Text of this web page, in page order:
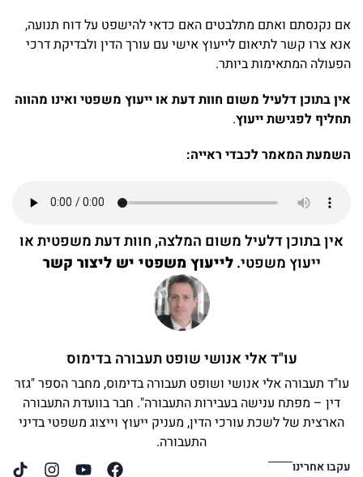
אם נקנסתם ואתם מתלבטים האם כדאי להישפט על דוח תנועה,
אנא צרו קשר לתיאום לייעוץ אישי עם עורך הדין ולבדיקת דרכי
הפעולה המתאימות ביותר.
אין בתוכן דלעיל משום חוות דעת או ייעוץ משפטי ואינו מהווה
תחליף לפגישת ייעוץ.
השמעת המאמר לכבדי ראייה:
אין בתוכן דלעיל משום המלצה, חוות דעת משפטית או
ייעוץ משפטי.לייעוץ משפטי יש ליצור קשר
עו"ד אלי אנושי שופט תעבורה בדימוס
עו"ד תעבורה אלי אנושי ושופט תעבורה בדימוס, מחבר הספר "גזר
דין – מפתח ענישה בעבירות התעבורה". חבר בוועדת התעבורה
הארצית של לשכת עורכי הדין, מעניק ייעוץ וייצוג משפטי בדיני
התעבורה.
עקבו אחרינו